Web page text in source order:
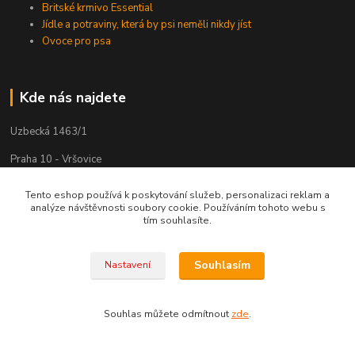
Britské krmivo Essential
Jídle a potraviny, která by psi neměli nikdy jíst
Ovoce pro psa
Kde nás najdete
Uzbecká 1463/1
Praha 10 - Vršovice
Zákaznická podpora 24hodinovka
(Po-Pá, 8-16 hod.)
Tento eshop používá k poskytování služeb, personalizaci reklam a
analýze návštěvnosti soubory cookie. Používáním tohoto webu s
tím souhlasíte.
Nastavení Souhlasím
Souhlas můžete odmítnout zde.